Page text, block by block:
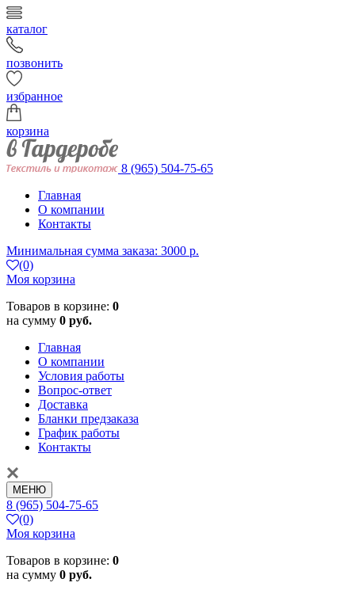
каталог
позвонить
избранное
корзина
8 (965) 504-75-65
Главная
О компании
Контакты
Минимальная сумма заказа: 3000 р.
(0)
Моя корзина
Товаров в корзине: 0
на сумму 0 руб.
Главная
О компании
Условия работы
Вопрос-ответ
Доставка
Бланки предзаказа
График работы
Контакты
МЕНЮ
8 (965) 504-75-65
(0)
Моя корзина
Товаров в корзине: 0
на сумму 0 руб.